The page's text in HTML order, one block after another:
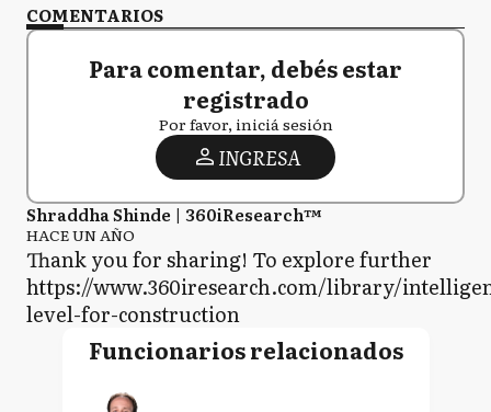
COMENTARIOS
Para comentar, debés estar
registrado
Por favor, iniciá sesión
INGRESA
Shraddha Shinde | 360iResearch™
HACE UN AÑO
Thank you for sharing! To explore further
https://www.360iresearch.com/library/
level-for-construction
Funcionarios relacionados